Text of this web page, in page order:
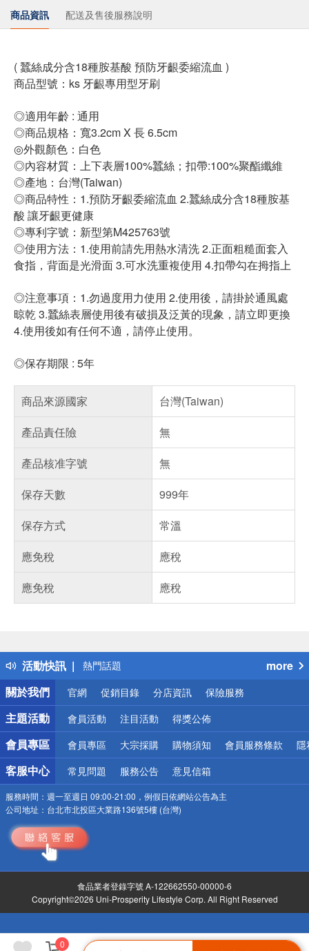
0
商品資訊 配送及售後服務說明
( 蠶絲成分含18種胺基酸 預防牙齦委縮流血 )
商品型號：ks 牙齦專用型牙刷
◎適用年齡 : 通用
◎商品規格：寬3.2cm X 長 6.5cm
◎外觀顏色：白色
◎內容材質：上下表層100%蠶絲；扣帶:100%聚酯纖維
◎產地：台灣(Taiwan)
◎商品特性：1.預防牙齦委縮流血 2.蠶絲成分含18種胺基
酸 讓牙齦更健康
◎專利字號：新型第M425763號
◎使用方法：1.使用前請先用熱水清洗 2.正面粗糙面套入
食指，背面是光滑面 3.可水洗重複使用 4.扣帶勾在拇指上
◎注意事項：1.勿過度用力使用 2.使用後，請掛於通風處
晾乾 3.蠶絲表層使用後有破損及泛黃的現象，請立即更換
4.使用後如有任何不適，請停止使用。
◎保存期限 : 5年
商品來源國家
台灣(Taiwan)
產品責任險
無
產品核准字號
無
保存天數
999年
保存方式
常溫
應免稅
應稅
應免稅
應稅
活動快訊
得獎公告
熱門話題
銀行優惠
偏遠地區配送
詐騙網頁！請小心！
more
關於我們
官網 促銷目錄 分店資訊 保險服務
主題活動 會員活動 注目活動 得獎公佈
會員專區 會員專區 大宗採購 購物須知 會員服務條款 隱
客服中心 常見問題 服務公告 意見信箱
服務時間： 週一至週日 09:00-21:00，例假日依網站公告為主
公司地址： 台北市北投區大業路136號5樓 (台灣)
食品業者登錄字號 A-122662550-00000-6
Copyright©2026 Uni-Prosperity Lifestyle Corp. All Right Reserved